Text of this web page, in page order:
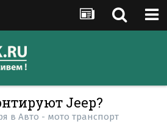
Jeep?
в Авто - мото транспорт